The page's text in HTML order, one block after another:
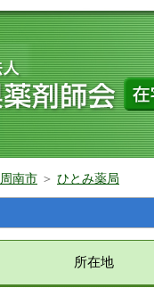
周南市 ＞ ひとみ薬局
所在地